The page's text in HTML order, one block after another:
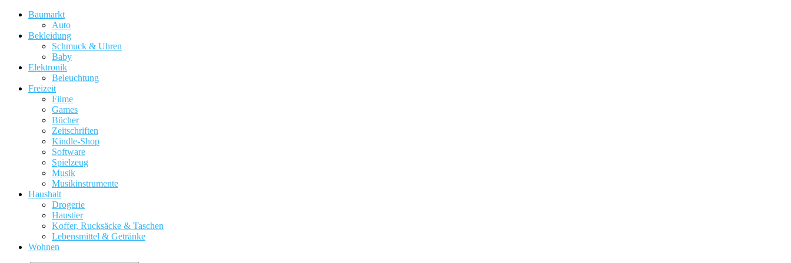
Baumarkt
Auto
Bekleidung
Schmuck & Uhren
Baby
Elektronik
Beleuchtung
Freizeit
Filme
Games
Bücher
Zeitschriften
Kindle-Shop
Software
Spielzeug
Musik
Musikinstrumente
Haushalt
Drogerie
Haustier
Koffer, Rucksäcke & Taschen
Lebensmittel & Getränke
Wohnen